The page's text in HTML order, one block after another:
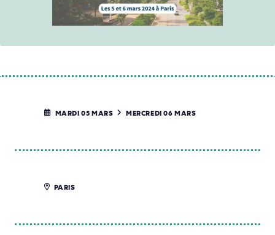
MARDI 05 MARS MERCREDI 06 MARS
PARIS